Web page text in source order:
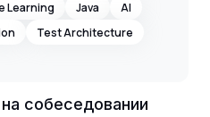
Learning Java
AI
Test Architecture
собеседовании